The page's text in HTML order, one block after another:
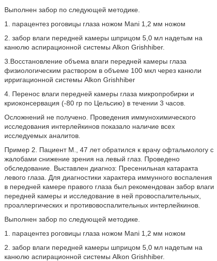
Выполнен забор по следующей методике.
1. парацентез роговицы глаза ножом Mani 1,2 мм ножом
2. забор влаги передней камеры шприцом 5,0 мл надетым на
канюлю аспирационной системы Alkon Grishhiber.
3.Восстановление объема влаги передней камеры глаза
физиологическим раствором в объеме 100 мкл через канюли
ирригационной системы Alkon Grishhiber
4. Перенос влаги передней камеры глаза микропробирки и
криоконсервация (-80 гр по Цельсию) в течении 3 часов.
Осложнений не получено. Проведения иммунохимического
исследования интерлейкинов показало наличие всех
исследуемых аналитов.
Пример 2. Пациент М., 47 лет обратился к врачу офтальмологу с
жалобами снижение зрения на левый глаз. Проведено
обследование. Выставлен диагноз: Пресенильная катаракта
левого глаза. Для диагностики характера иммунного воспаления
в передней камере правого глаза был рекомендован забор влаги
передней камеры и исследование в ней провоспалительных,
проаллергических и противовоспалительных интерлейкинов.
Выполнен забор по следующей методике.
1. парацентез роговицы глаза ножом Mani 1,2 мм ножом
2. забор влаги передней камеры шприцом 5,0 мл надетым на
канюлю аспирационной системы Alkon Grishhiber.